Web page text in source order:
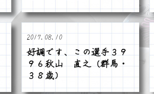
2017.08.10
好調です、この選手３９
９６秋山 直之（群馬・
３８歳）